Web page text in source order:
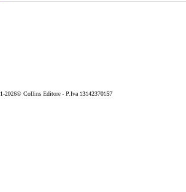
2026© Collins Editore - P.Iva 13142370157